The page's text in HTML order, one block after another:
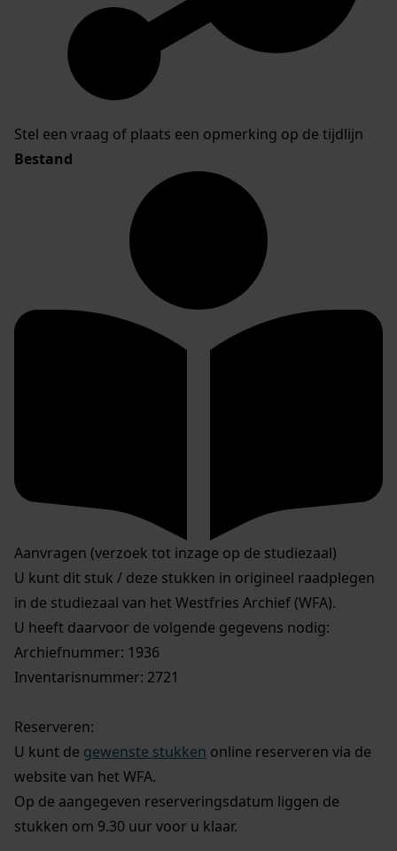
Stel een vraag of plaats een opmerking op de tijdlijn
Bestand
Aanvragen (verzoek tot inzage op de studiezaal)
U kunt dit stuk / deze stukken in origineel raadplegen
in de studiezaal van het Westfries Archief (WFA).
U heeft daarvoor de volgende gegevens nodig:
Archiefnummer: 1936
Inventarisnummer: 2721
Reserveren:
U kunt de gewenste stukken online reserveren via de
website van het WFA.
Op de aangegeven reserveringsdatum liggen de
stukken om 9.30 uur voor u klaar.